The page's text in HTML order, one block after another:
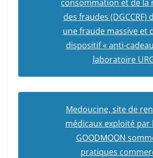
consommation et de la
des fraudes (DGCCRF)
une fraude massive et
dispositif « anti-
laboratoire
Medoucine, site de
médicaux exploité par
GOODMOON
pratiques